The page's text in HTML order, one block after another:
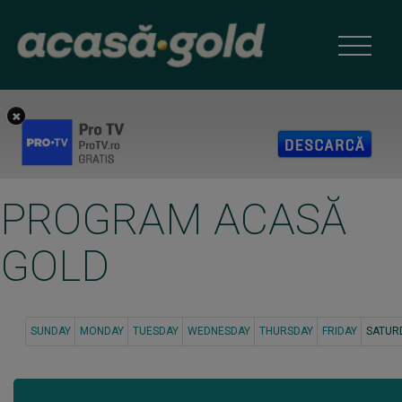
PROGRAM ACASĂ
GOLD
SUNDAY MONDAY TUESDAY WEDNESDAY THURSDAY FRIDAY